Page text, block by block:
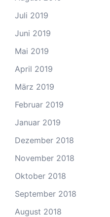
Juli 2019
Juni 2019
Mai 2019
April 2019
März 2019
Februar 2019
Januar 2019
Dezember 2018
November 2018
Oktober 2018
September 2018
August 2018